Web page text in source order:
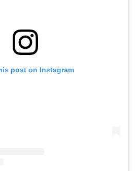
post on Instagram